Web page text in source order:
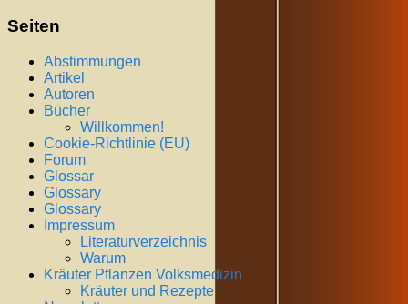
Seiten
Abstimmungen
Artikel
Autoren
Bücher
Willkommen!
Cookie-Richtlinie (EU)
Forum
Glossar
Glossary
Glossary
Impressum
Literaturverzeichnis
Warum
Kräuter Pflanzen Volksmedizin
Kräuter und Rezepte